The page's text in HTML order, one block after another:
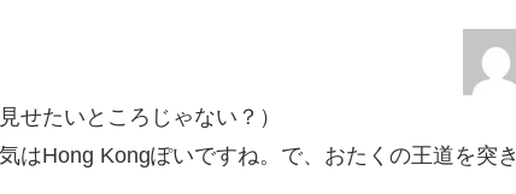
せたいところじゃない？）
はHong Kongぽいですね。で、おたくの王道を突き